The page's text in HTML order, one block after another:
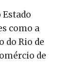
como a
do Rio de
de